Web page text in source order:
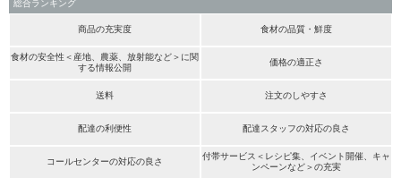
総合ランキング
商品の充実度 食材の品質・鮮度
食材の安全性＜産地、農薬、放射能など＞に関
する情報公開
価格の適正さ
送料 注文のしやすさ
配達の利便性 配達スタッフの対応の良さ
コールセンターの対応の良さ
付帯サービス＜レシピ集、イベント開催、キャ
ンペーンなど＞の充実